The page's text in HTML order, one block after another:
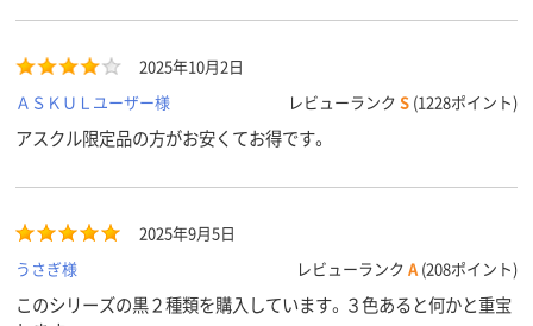
2025年10月2日
ＡＳＫＵＬユーザー様
レビューランク S (1228ポイント)
アスクル限定品の方がお安くてお得です。
2025年9月5日
うさぎ様
レビューランク A (208ポイント)
このシリーズの黒２種類を購入しています。３色あると何かと重宝